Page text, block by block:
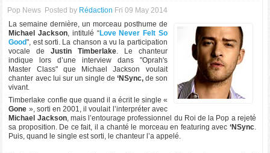
Pop News Posted by Rédaction Fri 09 May 2014
La semaine dernière, un morceau posthume de
Michael Jackson, intitulé “Love Never Felt So
Good", est sorti. La chanson a vu la participation
vocale de Justin Timberlake. Le chanteur
indique lors d’une interview dans "Oprah's
Master Class" que Michael Jackson voulait
chanter avec lui sur un single de ‘NSync,de son
vivant.
Timberlake confie que quand il a écrit le single «
Gone », sorti en 2001, il voulait l’interpréter avec
Michael Jackson, mais l’entourage professionnel du Roi de la Pop a rejeté
sa proposition. De ce fait, il a chanté le morceau en featuring avec ‘NSync.
Puis, quand le single est sorti, le chanteur l’a appelé.